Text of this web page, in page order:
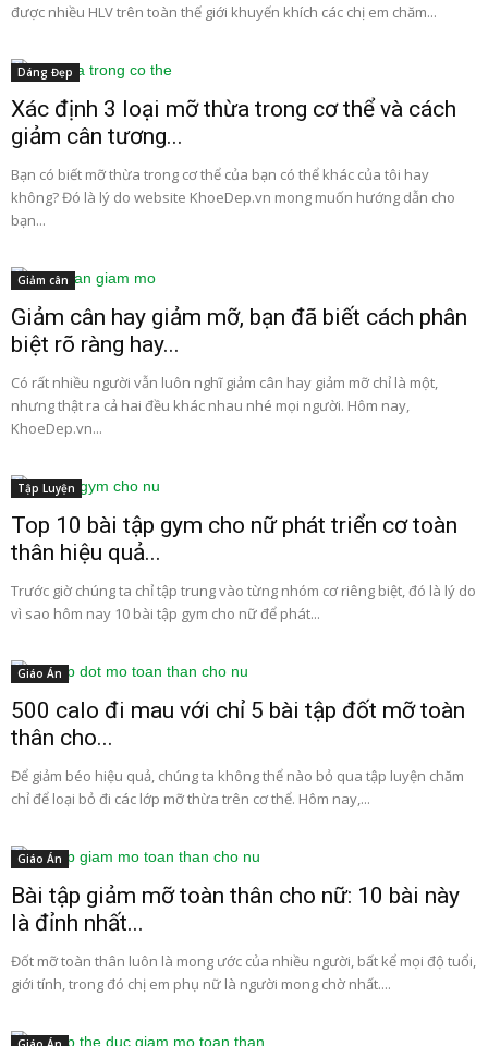
được nhiều HLV trên toàn thế giới khuyến khích các chị em chăm...
Dáng Đẹp
Xác định 3 loại mỡ thừa trong cơ thể và cách
giảm cân tương...
Bạn có biết mỡ thừa trong cơ thể của bạn có thể khác của tôi hay
không? Đó là lý do website KhoeDep.vn mong muốn hướng dẫn cho
bạn...
Giảm cân
Giảm cân hay giảm mỡ, bạn đã biết cách phân
biệt rõ ràng hay...
Có rất nhiều người vẫn luôn nghĩ giảm cân hay giảm mỡ chỉ là một,
nhưng thật ra cả hai đều khác nhau nhé mọi người. Hôm nay,
KhoeDep.vn...
Tập Luyện
Top 10 bài tập gym cho nữ phát triển cơ toàn
thân hiệu quả...
Trước giờ chúng ta chỉ tập trung vào từng nhóm cơ riêng biệt, đó là lý do
vì sao hôm nay 10 bài tập gym cho nữ để phát...
Giáo Án
500 calo đi mau với chỉ 5 bài tập đốt mỡ toàn
thân cho...
Để giảm béo hiệu quả, chúng ta không thể nào bỏ qua tập luyện chăm
chỉ để loại bỏ đi các lớp mỡ thừa trên cơ thể. Hôm nay,...
Giáo Án
Bài tập giảm mỡ toàn thân cho nữ: 10 bài này
là đỉnh nhất...
Đốt mỡ toàn thân luôn là mong ước của nhiều người, bất kể mọi độ tuổi,
giới tính, trong đó chị em phụ nữ là người mong chờ nhất....